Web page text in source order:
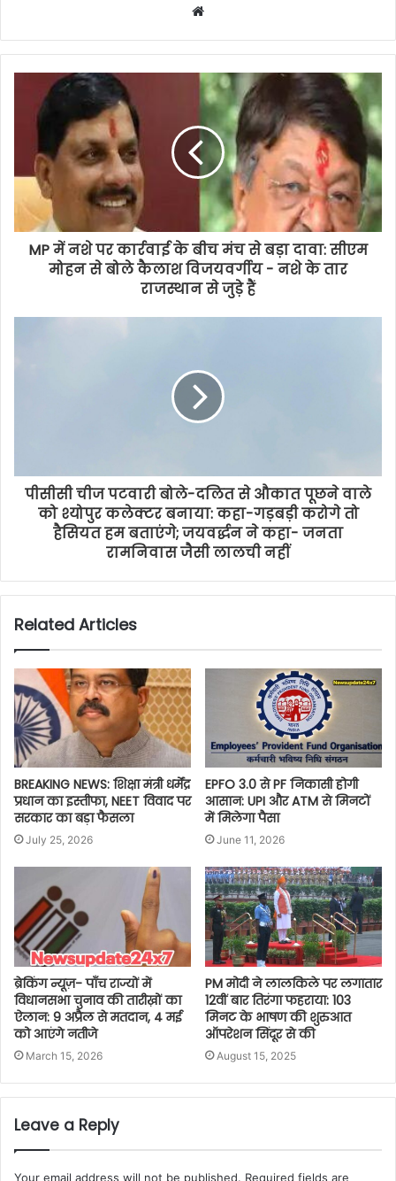
Website
MP में नशे पर कार्रवाई के बीच मंच से बड़ा दावा: सीएम
मोहन से बोले कैलाश विजयवर्गीय - नशे के तार
राजस्थान से जुड़े हैं
पीसीसी चीज पटवारी बोले-दलित से औकात पूछने वाले
को श्योपुर कलेक्टर बनाया: कहा-गड़बड़ी करोगे तो
हैसियत हम बताएंगे; जयवर्द्धन ने कहा- जनता
रामनिवास जैसी लालची नहीं
Related Articles
BREAKING NEWS: शिक्षा मंत्री धर्मेंद्र
प्रधान का इस्तीफा, NEET विवाद पर
सरकार का बड़ा फैसला
July 25, 2026
EPFO 3.0 से PF निकासी होगी
आसान: UPI और ATM से मिनटों
में मिलेगा पैसा
June 11, 2026
ब्रेकिंग न्यूज़- पाँच राज्यों में
विधानसभा चुनाव की तारीख़ों का
ऐलान: 9 अप्रैल से मतदान, 4 मई
को आएंगे नतीजे
March 15, 2026
PM मोदी ने लालकिले पर लगातार
12वीं बार तिरंगा फहराया: 103
मिनट के भाषण की शुरुआत
ऑपरेशन सिंदूर से की
August 15, 2025
Leave a Reply
Your email address will not be published. Required fields are